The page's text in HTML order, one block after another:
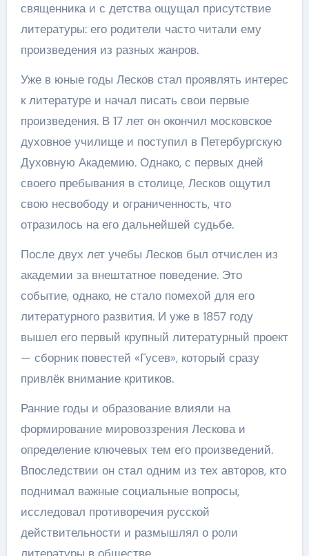
священника и с детства ощущал присутствие
литературы: его родители часто читали ему
произведения из разных жанров.
Уже в юные годы Лесков стал проявлять интерес
к литературе и начал писать свои первые
произведения. В 17 лет он окончил московское
духовное училище и поступил в Петербургскую
Духовную Академию. Однако, с первых дней
своего пребывания в столице, Лесков ощутил
свою несвободу и ограниченность, что
отразилось на его дальнейшей судьбе.
После двух лет учебы Лесков был отчислен из
академии за внештатное поведение. Это
событие, однако, не стало помехой для его
литературного развития. И уже в 1857 году
вышел его первый крупный литературный проект
— сборник повестей «Гусев», который сразу
привлёк внимание критиков.
Ранние годы и образование влияли на
формирование мировоззрения Лескова и
определение ключевых тем его произведений.
Впоследствии он стал одним из тех авторов, кто
поднимал важные социальные вопросы,
исследовал противоречия русской
действительности и размышлял о роли
литературы в обществе.